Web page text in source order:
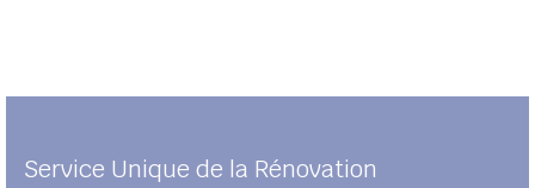
Service Unique de la Rénovation